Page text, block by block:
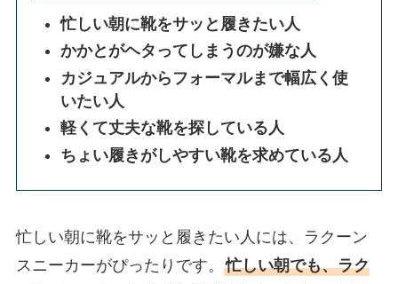
忙しい朝に靴をサッと履きたい人
かかとがヘタってしまうのが嫌な人
カジュアルからフォーマルまで幅広く使
いたい人
軽くて丈夫な靴を探している人
ちょい履きがしやすい靴を求めている人
忙しい朝に靴をサッと履きたい人には、ラクーン
スニーカーがぴったりです。 忙しい朝でも、ラク